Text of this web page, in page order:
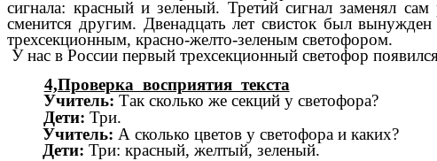
сигнала: красный и зеленый. Третий сигнал заменял
сменится другим. Двенадцать лет свисток был
трехсекционным, красно-желто-зеленым светофором.
У нас в России первый трехсекционный светофор
4,Проверка восприятия текста
Учитель: Так сколько же секций у светофора?
Дети: Три.
Учитель: А сколько цветов у светофора и каких?
Дети:Три: красный, желтый, зеленый.